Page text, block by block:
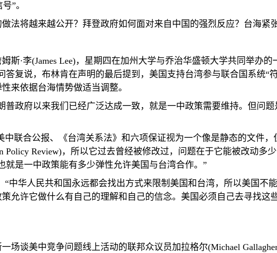
”。
法将越来越公开？拜登政府如何面对来自中国的强烈反应？台海紧
斯·李(James Lee)，星期四在加州大学与乔治华盛顿大学共同举办的
复说，布林肯在声明的最后提到，美国支持台湾参与联合国系统“
来依据台海情势做适当调整。
普政府以来我们已经广泛达成一致，就是一中政策需要维持。但问
中联合公报、《台湾关系法》和六项保证视为一个像是静态的文件
Policy Review)，所以它过去曾经被修改过，问题在于它能被改动多
是一中政策能有多少弹性允许美国与台湾合作。”
“中华人民共和国永远都会找出方式来限制美国和台湾，所以美国不
允许它做什么有自己的理解和自己的信念。美国必须自己去寻找这
场谈美中竞争问题线上活动的联邦众议员加拉格尔(Michael